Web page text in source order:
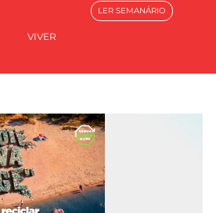
VIVER
LER SEMANÁRIO